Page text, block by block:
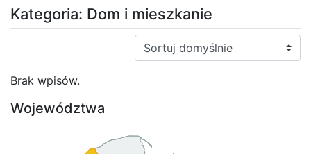
Kategoria: Dom i mieszkanie
Sortuj:
Brak wpisów.
Województwa